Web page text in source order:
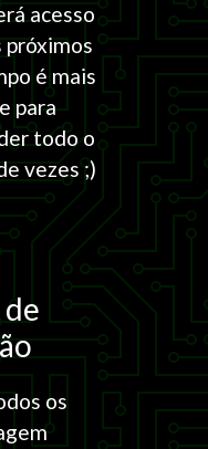
acesso
próximos
é mais
para
todo o
vezes ;)
os